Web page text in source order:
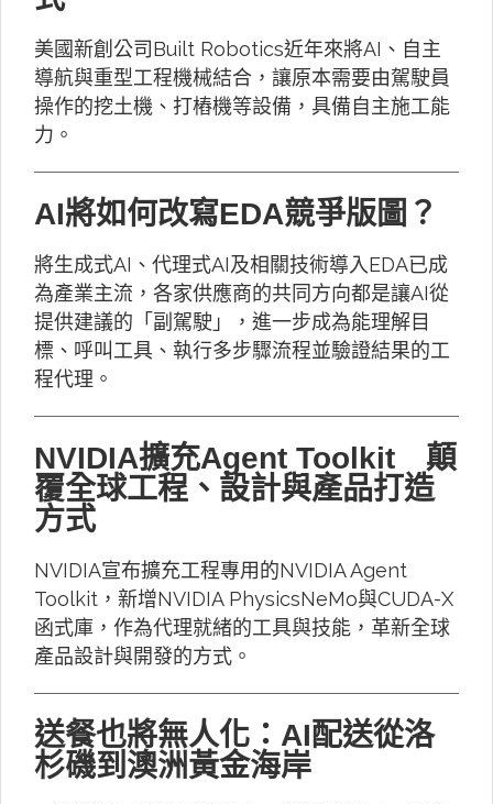
美國新創公司Built Robotics近年來將AI、自主
導航與重型工程機械結合，讓原本需要由駕駛員
操作的挖土機、打樁機等設備，具備自主施工能
力。
AI將如何改寫EDA競爭版圖？
將生成式AI、代理式AI及相關技術導入EDA已成
為產業主流，各家供應商的共同方向都是讓AI從
提供建議的「副駕駛」，進一步成為能理解目
標、呼叫工具、執行多步驟流程並驗證結果的工
程代理。
NVIDIA擴充Agent Toolkit 顛
覆全球工程、設計與產品打造
方式
NVIDIA宣布擴充工程專用的NVIDIA Agent
Toolkit，新增NVIDIA PhysicsNeMo與CUDA-X
函式庫，作為代理就緒的工具與技能，革新全球
產品設計與開發的方式。
送餐也將無人化：AI配送從洛
杉磯到澳洲黃金海岸